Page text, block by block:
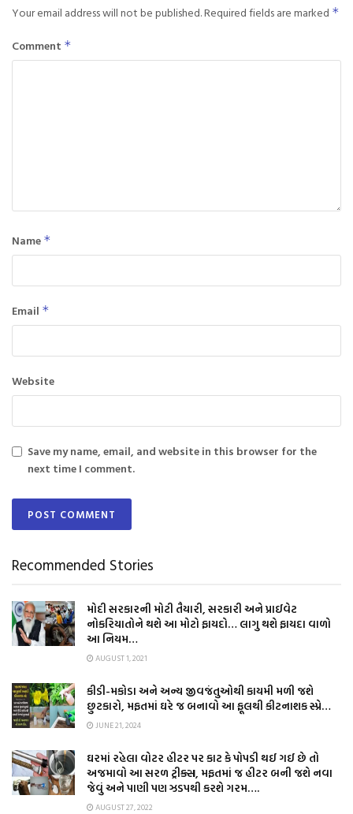
Your email address will not be published.Required fields are marked *
Comment *
Name *
Email *
Website
Save my name, email, and website in this browser for the
next time I comment.
Recommended Stories
મોદી સરકારની મોટી તૈયારી, સરકારી અને પ્રાઈવેટ
નોકરિયાતોને થશે આ મોટો ફાયદો… લાગુ થશે ફાયદા વાળો
આ નિયમ…
AUGUST 1, 2021
કીડી-મકોડા અને અન્ય જીવજંતુઓથી કાયમી મળી જશે
છુટકારો, મફતમાં ઘરે જ બનાવો આ ફૂલથી કીટનાશક સ્પ્રે…
JUNE 21, 2024
ઘરમાં રહેલા વોટર હીટર પર કાટ કે પોપડી થઈ ગઈ છે તો
અજમાવો આ સરળ ટ્રીક્સ, મફતમાં જ હીટર બની જશે નવા
જેવું અને પાણી પણ ઝડપથી કરશે ગરમ….
AUGUST 27, 2022